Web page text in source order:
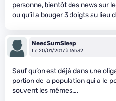
personne, bientôt des news sur
ou qu’il a bouger 3 doigts au lieu
NeedSumSleep
Le 20/01/2017 à 16h32
Sauf qu’on est déjà dans une
portion de la population qui a le
souvent les mêmes….